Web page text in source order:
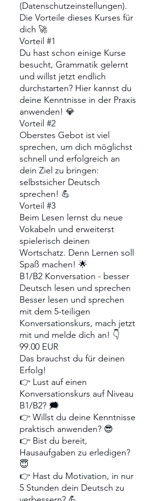
(Datenschutzeinstellungen).
Die Vorteile dieses Kurses für
dich 🚀
Vorteil #1
Du hast schon einige Kurse
besucht, Grammatik gelernt
und willst jetzt endlich
durchstarten? Hier kannst du
deine Kenntnisse in der Praxis
anwenden! 💎
Vorteil #2
Oberstes Gebot ist viel
sprechen, um dich möglichst
schnell und erfolgreich an
dein Ziel zu bringen:
selbstsicher Deutsch
sprechen! 💪
Vorteil #3
Beim Lesen lernst du neue
Vokabeln und erweiterst
spielerisch deinen
Wortschatz. Denn Lernen soll
Spaß machen! 🌟
B1/B2 Konversation - besser
Deutsch lesen und sprechen
Besser lesen und sprechen
mit dem 5-teiligen
Konversationskurs, mach jetzt
mit und melde dich an! 👇
99.00 EUR
Das brauchst du für deinen
Erfolg!
👉 Lust auf einen
Konversationskurs auf Niveau
B1/B2? 🗯
👉 Willst du deine Kenntnisse
praktisch anwenden? 😎
👉 Bist du bereit,
Hausaufgaben zu erledigen?
😇
👉 Hast du Motivation, in nur
5 Stunden dein Deutsch zu